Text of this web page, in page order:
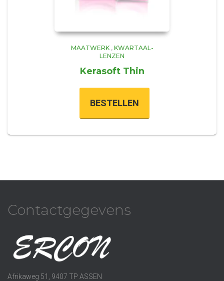
MAATWERK, KWARTAAL-
LENZEN
Kerasoft Thin
BESTELLEN
Contactgegevens
Afrikaweg 51, 9407 TP ASSEN